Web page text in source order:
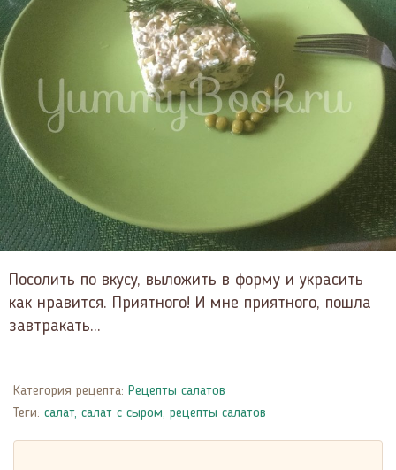
Посолить по вкусу, выложить в форму и украсить
как нравится. Приятного! И мне приятного, пошла
завтракать...
Категория рецепта: Рецепты салатов
Теги: салат, салат с сыром, рецепты салатов